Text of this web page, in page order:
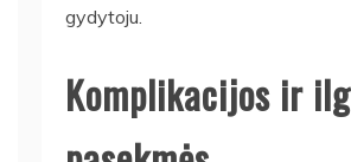
gydytoju.
Komplikacijos ir